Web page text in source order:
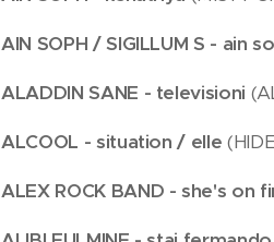
AIN SOPH / SIGILLUM S - ain
ALADDIN SANE - televisioni
ALCOOL - situation / elle
ALEX ROCK BAND - she's on